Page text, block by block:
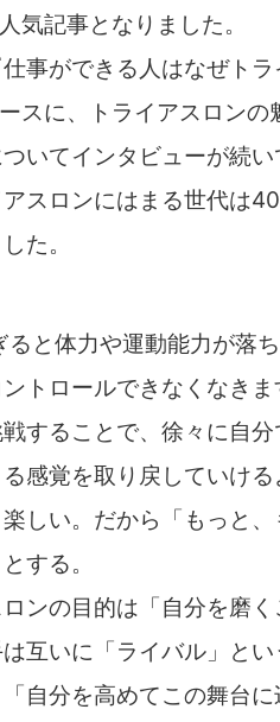
気記事となりました。
事ができる人はなぜト
スに、トライアスロンの
いてインタビューが続
スロンにはまる世代は
た。
と体力や運動能力が落
トロールできなくなき
することで、徐々に自
感覚を取り戻していけ
しい。だから「もっと
する。
ンの目的は「自分を磨
互いに「ライバル」と
自分を高めてこの舞台